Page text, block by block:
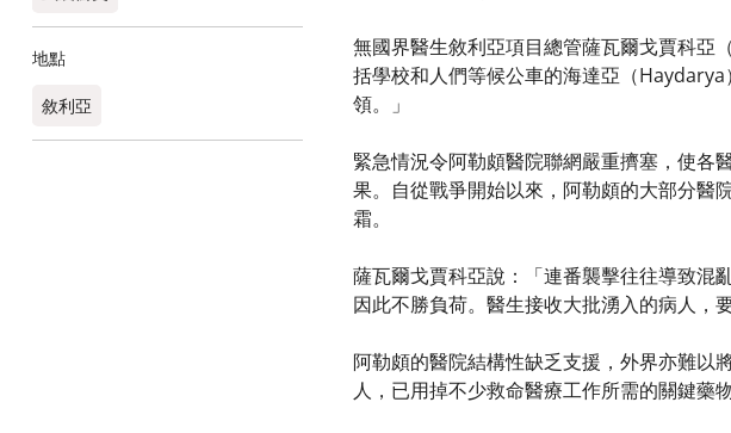
地點
敘利亞
無國界醫生敘利亞項目總管薩瓦爾戈賈科亞
括學校和人們等候公車的海達亞（
領。」
緊急情況令阿勒頗醫院聯網嚴重擠塞，使各
果。自從戰爭開始以來，阿勒頗的大部分醫
霜。
薩瓦爾戈賈科亞說：「連番襲擊往往導致混
因此不勝負荷。醫生接收大批湧入的病人，
阿勒頗的醫院結構性缺乏支援，外界亦難以
人，已用掉不少救命醫療工作所需的關鍵藥